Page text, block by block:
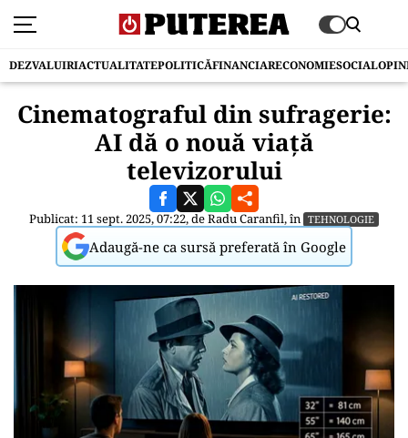
DEZVALUIRIACTUALITATEPOLITICĂFINANCIARECONOMIESOCIAL
Cinematograful din sufragerie:
AI dă o nouă viață
televizorului
Publicat: 11 sept. 2025, 07:22, deRadu Caranfil, în TEHNOLOGIE
Adaugă-ne ca sursă preferată în Google